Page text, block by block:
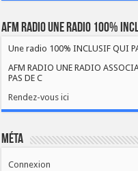
AFM RADIO UNE RADIO 100%
Une radio 100% INCLUSIF QUI
AFM RADIO UNE RADIO
PAS DE C
Rendez-vous ici
Méta
Connexion